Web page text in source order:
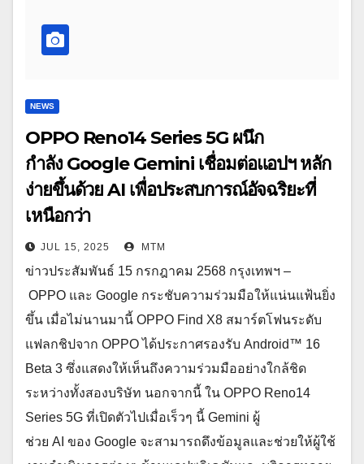
NEWS
OPPO Reno14 Series 5G ผนึก
กำลัง Google Gemini เชื่อมต่อแอปฯ หลัก
ง่ายขึ้นด้วย AI เพื่อประสบการณ์อัจฉริยะที่
เหนือกว่า
JUL 15, 2025 MTM
ข่าวประสัมพันธ์ 15 กรกฎาคม 2568 กรุงเทพฯ –
OPPO และ Google กระชับความร่วมมือให้แน่นแฟ้นยิ่ง
ขึ้น เมื่อไม่นานมานี้ OPPO Find X8 สมาร์ตโฟนระดับ
แฟลกชิปจาก OPPO ได้ประกาศรองรับ Android™ 16
Beta 3 ซึ่งแสดงให้เห็นถึงความร่วมมืออย่างใกล้ชิด
ระหว่างทั้งสองบริษัท นอกจากนี้ ใน OPPO Reno14
Series 5G ที่เปิดตัวไปเมื่อเร็วๆ นี้ Gemini ผู้
ช่วย AI ของ Google จะสามารถดึงข้อมูลและช่วยให้ผู้ใช้